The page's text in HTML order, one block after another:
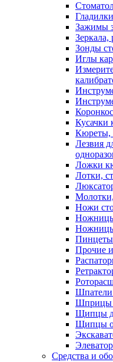
Зажимы
Зеркала,
Зонды
Иглы
Кусачки
Кюреты,
Лезвия
Ложки
Лотки,
Ножи
Ножницы
Ножницы
Пинцеты
Прочие
Шпатели
Шприцы
Щипцы
Щипцы
Средства и